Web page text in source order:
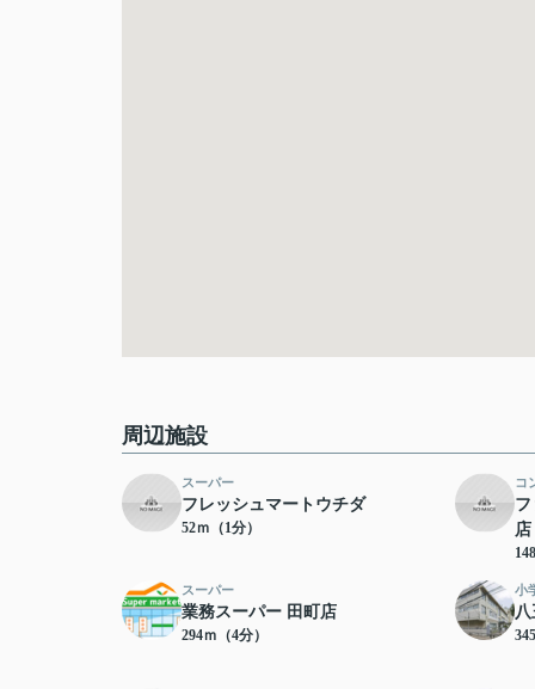
周辺施設
スーパー
フレッシュマートウチダ
52ｍ（1分）
コ
フ
店
スーパー
業務スーパー 田町店
294ｍ（4分）
小